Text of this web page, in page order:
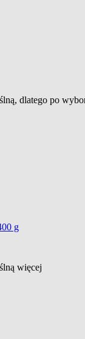
dlatego po
g
więcej